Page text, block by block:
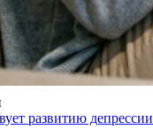
развитию депрессии